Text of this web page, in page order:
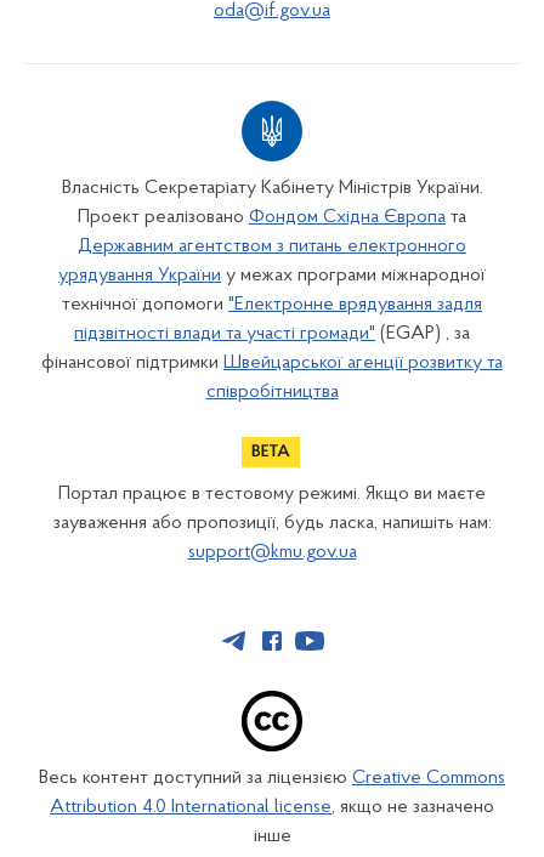
oda@if.gov.ua
Власність Секретаріату Кабінету Міністрів України.
Проект реалізовано Фондом Східна Європа та
Державним агентством з питань електронного
урядування України у межах програми міжнародної
технічної допомоги "Електронне врядування задля
підзвітності влади та участі громади" (EGAP) , за
фінансової підтримки Швейцарської агенції розвитку та
співробітництва
Портал працює в тестовому режимі. Якщо ви маєте
зауваження або пропозиції, будь ласка, напишіть нам:
support@kmu.gov.ua
Весь контент доступний за ліцензією Creative Commons
Attribution 4.0 International license, якщо не зазначено
інше